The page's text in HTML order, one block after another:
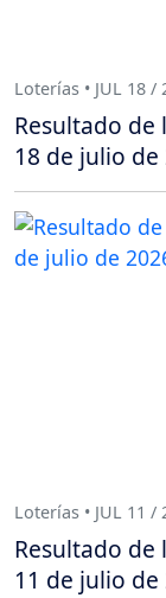
Loterías • JUL 18 /
Resultado de
18 de julio de
Loterías • JUL 11 /
Resultado de
11 de julio de